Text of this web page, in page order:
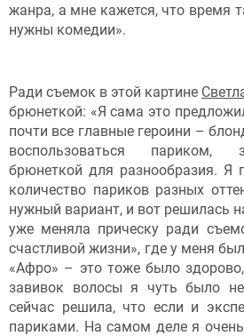
жанра, а мне кажется, что время
нужны комедии».
Ради съемок в этой картине
брюнеткой: «Я сама это
почти все главные героини –
воспользоваться париком,
брюнеткой для разнообразия. Я
количество париков разных
нужный вариант, и вот решилась
уже меняла прическу ради
счастливой жизни», где у меня
«Афро» – это тоже было
завивок волосы я чуть было не
сейчас решила, что если и
париками. На самом деле я